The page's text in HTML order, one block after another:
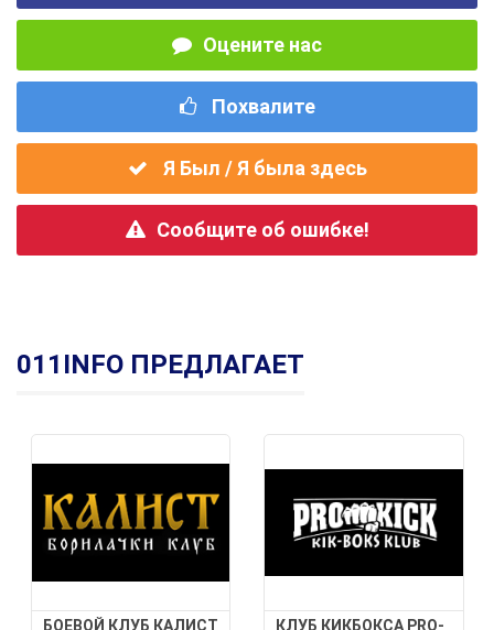
Оцените нас
Похвалите
Я Был / Я была здесь
Сообщите об ошибке!
011INFO ПРЕДЛАГАЕТ
БОЕВОЙ КЛУБ КАЛИСТ
КЛУБ КИКБОКСА PRO-